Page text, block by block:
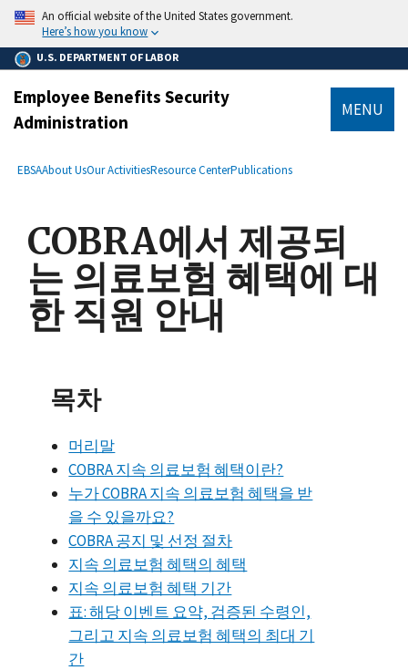
main
content
An official website of the United States government.
Here’s how you know
U.S. DEPARTMENT OF LABOR
Employee Benefits Security
Administration
MENU
Breadcrumb
EBSAAbout UsOur ActivitiesResource CenterPublications
COBRA에서 제공되
는 의료보험 혜택에 대
한 직원 안내
목차
머리말
COBRA 지속 의료보험 혜택이란?
누가 COBRA 지속 의료보험 혜택을 받
을 수 있을까요?
COBRA 공지 및 선정 절차
지속 의료보험 혜택의 혜택
지속 의료보험 혜택 기간
표: 해당 이벤트 요약, 검증된 수령인,
그리고 지속 의료보험 혜택의 최대 기
간